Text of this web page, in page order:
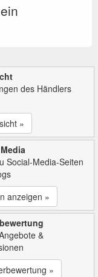
des Händlers
»
Social-Media-Seiten
anzeigen »
&
»